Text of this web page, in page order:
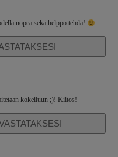
nopea sekä helppo tehdä!
kokeiluun ;)! Kiitos!